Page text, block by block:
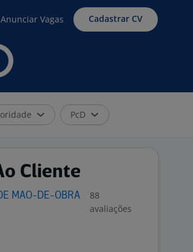
Anunciar Vagas Cadastrar CV
PcD
Cliente
MAO-DE-OBRA
88
avaliações